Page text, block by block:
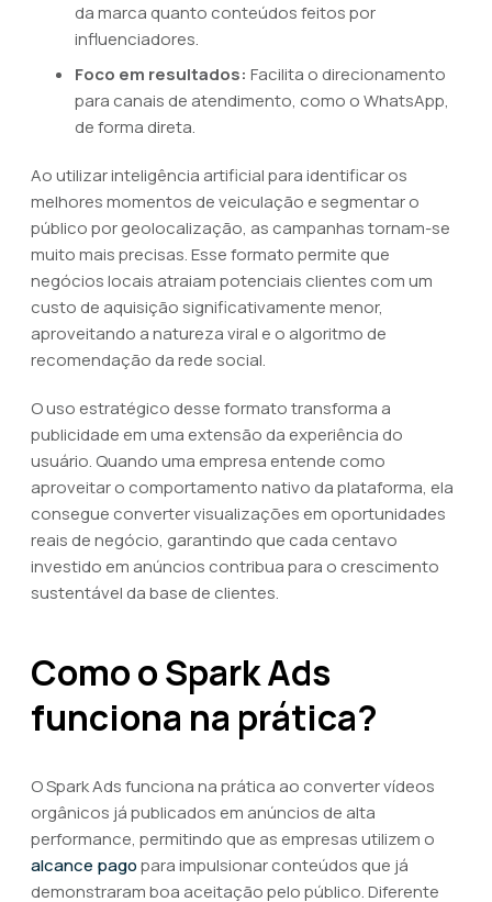
da marca quanto conteúdos feitos por
influenciadores.
Foco em resultados: Facilita o direcionamento
para canais de atendimento, como o WhatsApp,
de forma direta.
Ao utilizar inteligência artificial para identificar os
melhores momentos de veiculação e segmentar o
público por geolocalização, as campanhas tornam-se
muito mais precisas. Esse formato permite que
negócios locais atraiam potenciais clientes com um
custo de aquisição significativamente menor,
aproveitando a natureza viral e o algoritmo de
recomendação da rede social.
O uso estratégico desse formato transforma a
publicidade em uma extensão da experiência do
usuário. Quando uma empresa entende como
aproveitar o comportamento nativo da plataforma, ela
consegue converter visualizações em oportunidades
reais de negócio, garantindo que cada centavo
investido em anúncios contribua para o crescimento
sustentável da base de clientes.
Como o Spark Ads
funciona na prática?
O Spark Ads funciona na prática ao converter vídeos
orgânicos já publicados em anúncios de alta
performance, permitindo que as empresas utilizem o
alcance pagopara impulsionar conteúdos que já
demonstraram boa aceitação pelo público. Diferente